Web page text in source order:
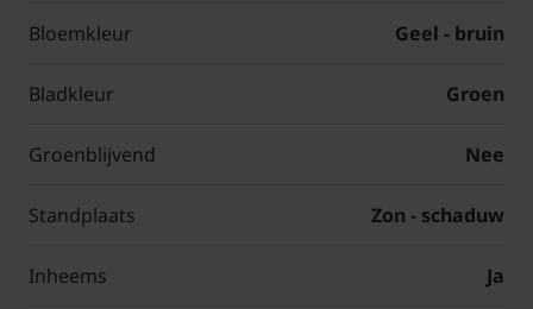
Bloemkleur Geel - bruin
Bladkleur Groen
Groenblijvend Nee
Standplaats Zon - schaduw
Inheems Ja